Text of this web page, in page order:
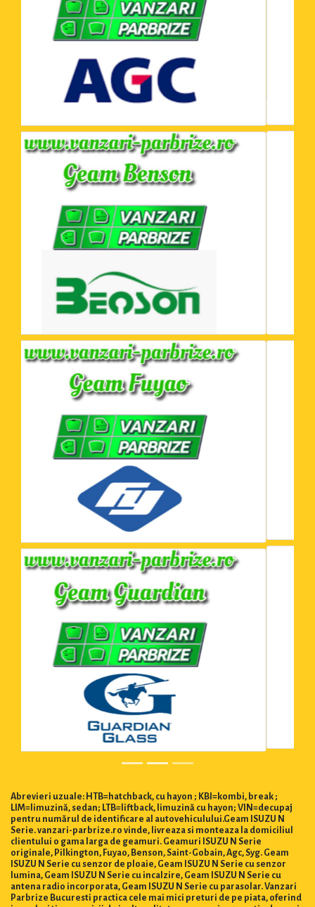
Abrevieri uzuale: HTB=hatchback, cu hayon ; KBI=kombi, break ;
LIM=limuzină, sedan; LTB=liftback, limuzină cu hayon; VIN=decupaj
pentru numărul de identificare al autovehiculului.Geam ISUZU N
Serie. vanzari-parbrize.ro vinde, livreaza si monteaza la domiciliul
clientului o gama larga de geamuri. Geamuri ISUZU N Serie
originale, Pilkington, Fuyao, Benson, Saint-Gobain, Agc, Syg. Geam
ISUZU N Serie cu senzor de ploaie, Geam ISUZU N Serie cu senzor
lumina, Geam ISUZU N Serie cu incalzire, Geam ISUZU N Serie cu
antena radio incorporata, Geam ISUZU N Serie cu parasolar. Vanzari
Parbrize Bucuresti practica cele mai mici preturi de pe piata, oferind